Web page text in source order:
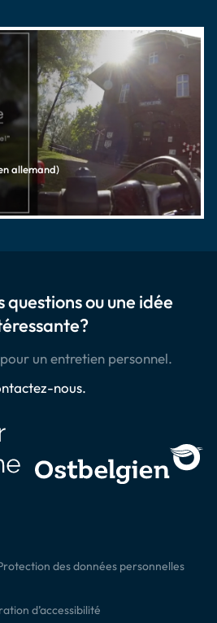
allemand)
questions ou une idée
un entretien personnel.
nous.
des données personnelles
d’accessibilité